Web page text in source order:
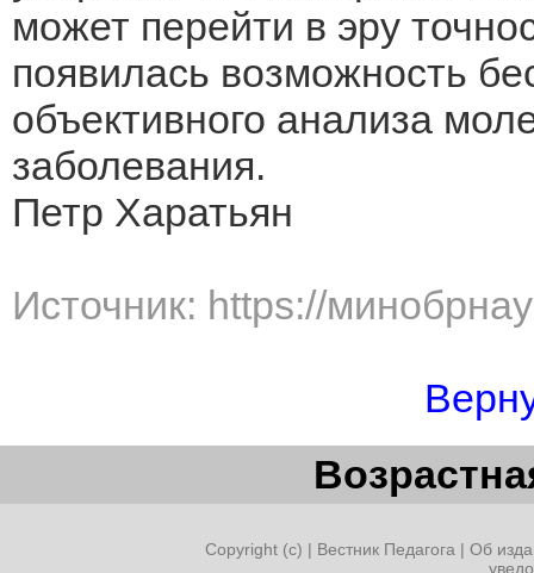
может перейти в эру
появилась возможность
объективного анализа
заболевания.
Петр Харатьян
Источник: https://
Copyright (c) | Вестник Педагога | Об